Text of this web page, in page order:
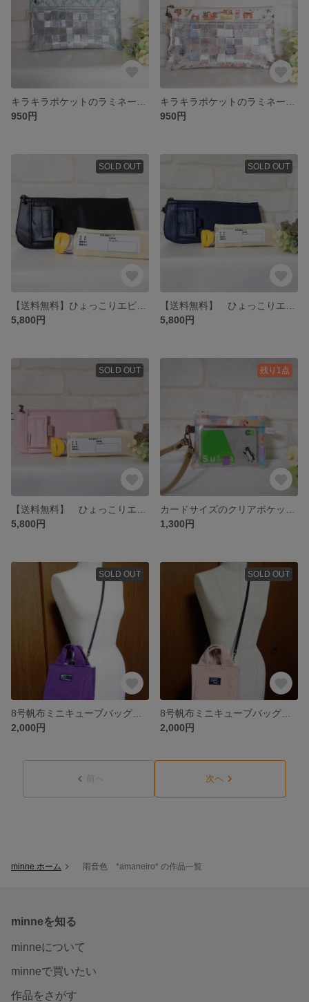
950円
950円
SOLD OUT
5,800円
SOLD OUT
5,800円
SOLD OUT
5,800円
残り1点
1,300円
SOLD OUT
2,000円
SOLD OUT
2,000円
前へ 次へ
minne ホーム 雨音色 *amaneiro* の作品一覧
minneを知る
minneについて
minneで買いたい
作品をさがす